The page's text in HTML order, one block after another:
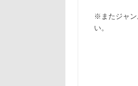
※またジャン
い。